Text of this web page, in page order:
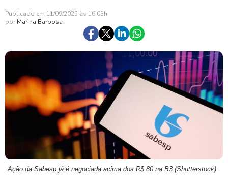
Publicado em 11/09/2025 às 16:03h
por Marina Barbosa
Ação da Sabesp já é negociada acima dos R$ 80 na B3 (Shutterstock)